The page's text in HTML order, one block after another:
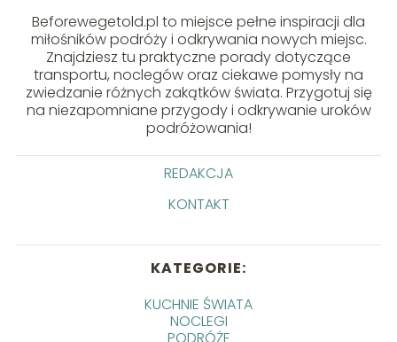
Beforewegetold.pl to miejsce pełne inspiracji dla
miłośników podróży i odkrywania nowych miejsc.
Znajdziesz tu praktyczne porady dotyczące
transportu, noclegów oraz ciekawe pomysły na
zwiedzanie różnych zakątków świata. Przygotuj się
na niezapomniane przygody i odkrywanie uroków
podróżowania!
REDAKCJA
KONTAKT
KATEGORIE:
KUCHNIE ŚWIATA
NOCLEGI
PODRÓŻE